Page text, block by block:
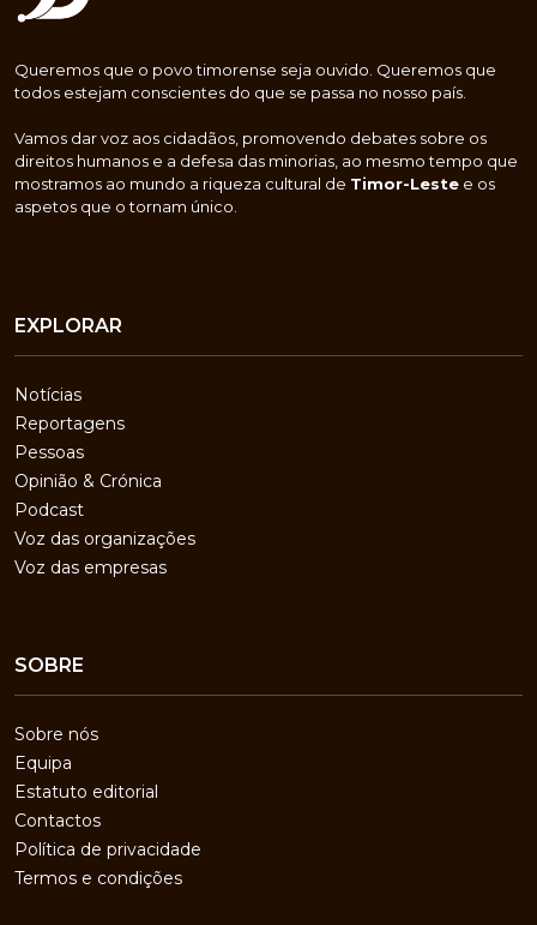
Queremos que o povo timorense seja ouvido. Queremos que
todos estejam conscientes do que se passa no nosso país.
Vamos dar voz aos cidadãos, promovendo debates sobre os
direitos humanos e a defesa das minorias, ao mesmo tempo que
mostramos ao mundo a riqueza cultural de Timor-Leste e os
aspetos que o tornam único.
EXPLORAR
Notícias
Reportagens
Pessoas
Opinião & Crónica
Podcast
Voz das organizações
Voz das empresas
SOBRE
Sobre nós
Equipa
Estatuto editorial
Contactos
Política de privacidade
Termos e condições